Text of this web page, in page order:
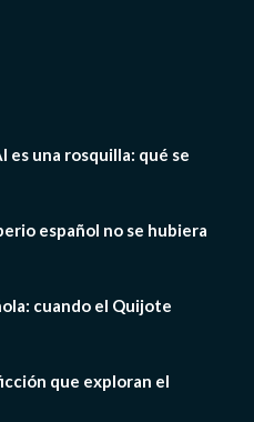
es una rosquilla: qué se
español no se hubiera
cuando el Quijote
que exploran el